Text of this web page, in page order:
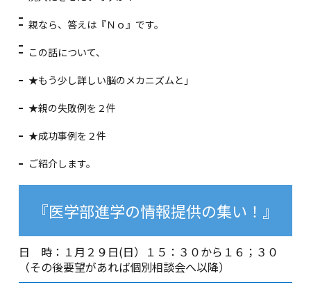
親なら、答えは『Ｎｏ』です。
この話について、
★もう少し詳しい脳のメカニズムと」
★親の失敗例を２件
★成功事例を２件
ご紹介します。
『医学部進学の情報提供の集い！』
日 時：１月２９日(日）１５：３０から１６；３０
（その後要望があれば個別相談会へ以降）